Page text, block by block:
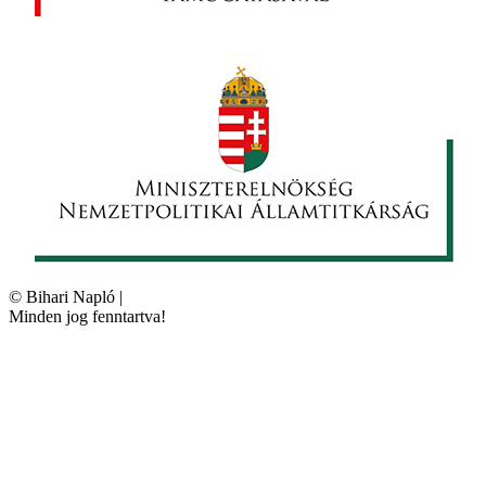
© Bihari Napló |
Minden jog fenntartva!